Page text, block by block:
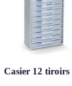
Casier 12 tiroirs